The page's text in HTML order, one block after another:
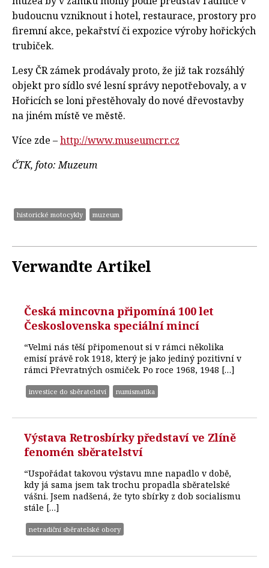
budoucnu vzniknout i hotel, restaurace, prostory pro
firemní akce, pekařství či expozice výroby hořických
trubiček.
Lesy ČR zámek prodávaly proto, že již tak rozsáhlý
objekt pro sídlo své lesní správy nepotřebovaly, a v
Hořicích se loni přestěhovaly do nové dřevostavby
na jiném místě ve městě.
Více zde –http://www.museumcrr.cz
ČTK, foto: Muzeum
historické motocykly muzeum
Verwandte Artikel
Česká mincovna připomíná 100 let
Československa speciální mincí
“Velmi nás těší připomenout si v rámci několika
emisí právě rok 1918, který je jako jediný pozitivní v
rámci Převratných osmiček. Po roce 1968, 1948 […]
investice do sběratelství numismatika
Výstava Retrosbírky představí ve Zlíně
fenomén sběratelství
“Uspořádat takovou výstavu mne napadlo v době,
kdy já sama jsem tak trochu propadla sběratelské
vášni. Jsem nadšená, že tyto sbírky z dob socialismu
stále […]
netradiční sběratelské obory